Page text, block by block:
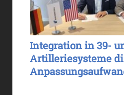
Integration in 39-
Artilleriesysteme